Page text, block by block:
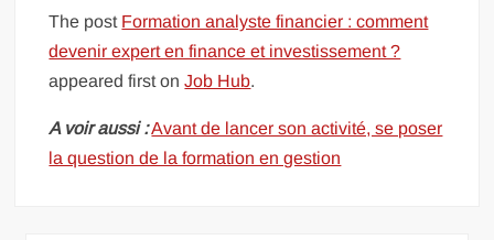
The post Formation analyste financier : comment
devenir expert en finance et investissement ?
appeared first onJob Hub.
A voir aussi :Avant de lancer son activité, se poser
la question de la formation en gestion